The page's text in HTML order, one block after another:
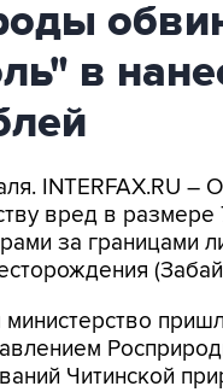
в
INTERFAX.RU
вред в
за границами
Читинской